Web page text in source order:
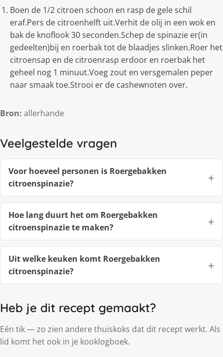
Boen de 1/2 citroen schoon en rasp de gele schil
eraf.Pers de citroenhelft uit.Verhit de olij in een wok en
bak de knoflook 30 seconden.Schep de spinazie er(in
gedeelten)bij en roerbak tot de blaadjes slinken.Roer het
citroensap en de citroenrasp erdoor en roerbak het
geheel nog 1 minuut.Voeg zout en versgemalen peper
naar smaak toe.Strooi er de cashewnoten over.
Bron: allerhande
Veelgestelde vragen
Voor hoeveel personen is Roergebakken
citroenspinazie?
Hoe lang duurt het om Roergebakken
citroenspinazie te maken?
Uit welke keuken komt Roergebakken
citroenspinazie?
Heb je dit recept gemaakt?
Eén tik — zo zien andere thuiskoks dat dit recept werkt. Als
lid komt het ook in je kooklogboek.